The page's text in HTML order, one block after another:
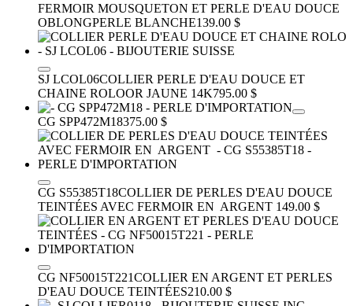
FERMOIR MOUSQUETON ET PERLE D'EAU DOUCE
OBLONGPERLE BLANCHE139.00 $
SJ LCOL06COLLIER PERLE D'EAU DOUCE ET
CHAINE ROLOOR JAUNE 14K795.00 $
CG SPP472M18375.00 $
CG S55385T18COLLIER DE PERLES D'EAU DOUCE
TEINTÉES AVEC FERMOIR EN ARGENT 149.00 $
CG NF50015T221COLLIER EN ARGENT ET PERLES
D'EAU DOUCE TEINTÉES210.00 $